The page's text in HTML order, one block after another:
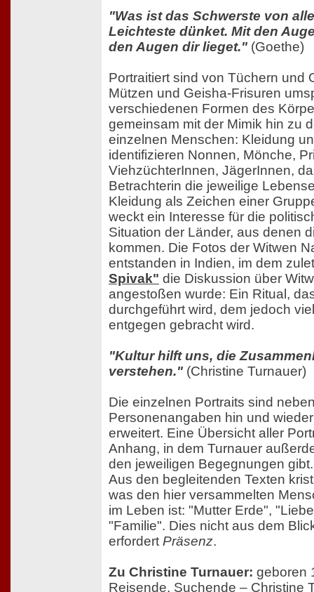
"Was ist das Schwerste von
Leichteste dünket. Mit den
den Augen dir lieget." (Goethe)
Portraitiert sind von Tüchern und
Mützen und Geisha-Frisuren
verschiedenen Formen des
gemeinsam mit der Mimik hin zu
einzelnen Menschen: Kleidung
identifizieren Nonnen, Mönche,
ViehzüchterInnen, JägerInnen,
Betrachterin die jeweilige
Kleidung als Zeichen einer
weckt ein Interesse für die
Situation der Länder, aus denen
kommen. Die Fotos der Witwen
entstanden in Indien, im dem
Spivak" die Diskussion über
angestoßen wurde: Ein Ritual,
durchgeführt wird, dem jedoch
entgegen gebracht wird.
"Kultur hilft uns, die
verstehen." (Christine Turnauer)
Die einzelnen Portraits sind
Personenangaben hin und
erweitert. Eine Übersicht aller
Anhang, in dem Turnauer
den jeweiligen Begegnungen gibt.
Aus den begleitenden Texten
was den hier versammelten
im Leben ist: "Mutter Erde",
"Familie". Dies nicht aus dem
erfordert Präsenz.
Zu Christine Turnauer: geboren
Reisende, Suchende – Christine